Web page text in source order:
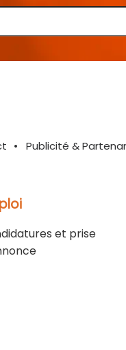
Publicité &
et prise